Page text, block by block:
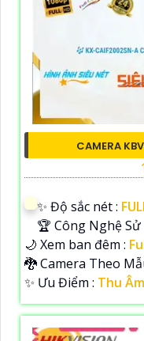
CAMERA
✨ Độ sắc nét :
🏆 Công Nghệ Sử
🌙 Xem ban đêm :
🐉️ Camera Theo
️✨ Ưu Điểm : Thu